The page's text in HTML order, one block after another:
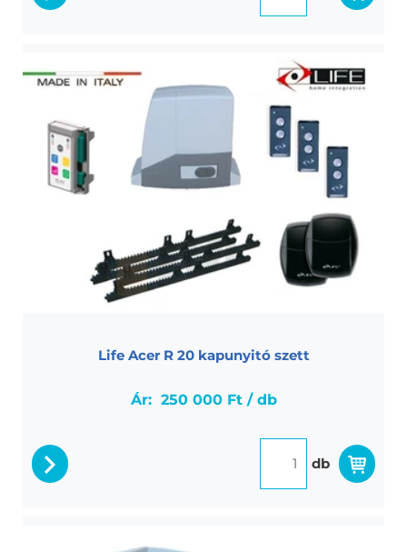
Life Acer R 20 kapunyitó szett
Life Acer 20 RM szett max 2000 kg tolókapukhoz,
fotocella párral, 2 db távirányítóval, villogó lámpával
Life Acer R 20 kapunyitó szett
Ár:250 000 Ft / db
db